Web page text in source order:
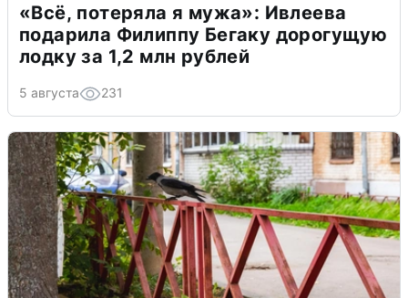
«Всё, потеряла я мужа»: Ивлеева
подарила Филиппу Бегаку дорогущую
лодку за 1,2 млн рублей
5 августа 231